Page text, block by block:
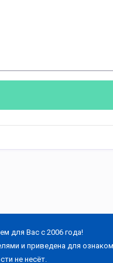
для Вас с 2006 года!
и приведена для
не несёт.